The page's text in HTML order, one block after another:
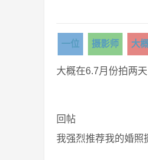
一位 摄影师 大
大概在6.7月份拍两
回帖
我强烈推荐我的婚照